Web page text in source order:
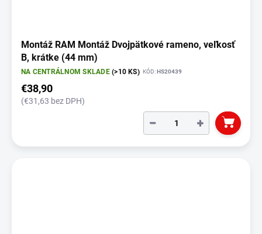
Montáž RAM Montáž Dvojpätkové rameno, veľkosť
B, krátke (44 mm)
NA CENTRÁLNOM SKLADE(>10 KS) KÓD:HS20439
€38,90
(€31,63 bez DPH)
+
−